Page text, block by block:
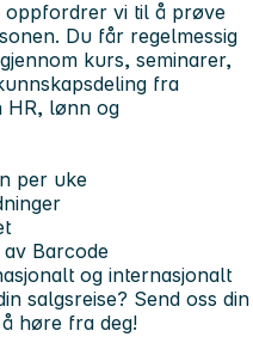
oppfordrer vi til å prøve
Du får regelmessig
kurs, seminarer,
fra
HR, lønn og
per uke
Barcode
og internasjonalt
salgsreise? Send oss din
høre fra deg!